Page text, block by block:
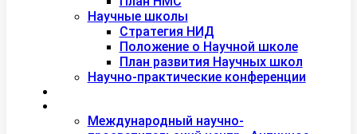
Научные школы
Стратегия НИД
Положение о Научной школе
План развития Научных школ
Научно-практические конференции
Международный научно-